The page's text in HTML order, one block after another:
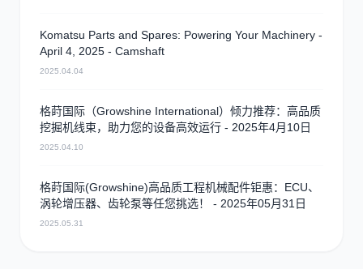
Komatsu Parts and Spares: Powering Your Machinery -
April 4, 2025 - Camshaft
2025.04.04
格莳国际（Growshine International）倾力推荐：高品质
挖掘机线束，助力您的设备高效运行 - 2025年4月10日
2025.04.10
格莳国际(Growshine)高品质工程机械配件钜惠：ECU、
涡轮增压器、齿轮泵等任您挑选！ - 2025年05月31日
2025.05.31